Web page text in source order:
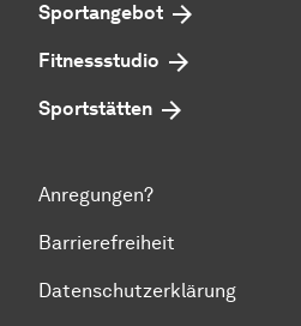
Sportangebot
Fitnessstudio
Sportstätten
Anregungen?
Barrierefreiheit
Datenschutzerklärung